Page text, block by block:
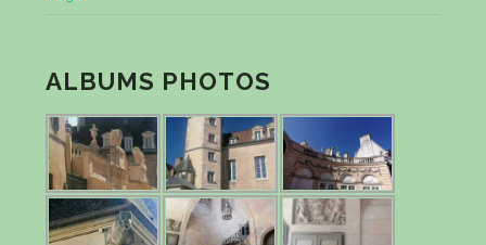
ALBUMS PHOTOS